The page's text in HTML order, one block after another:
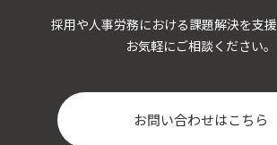
採用や人事労務における課題解決を支援
お気軽にご相談ください。
お問い合わせはこちら